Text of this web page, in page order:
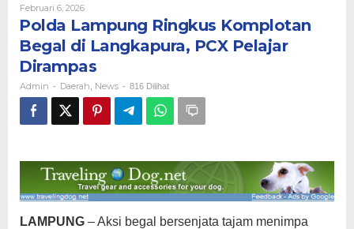
Begal
di
Langkapura,
Pelajar
Dirampas
Februari 6, 2026Oleh
Polda Lampung Ringkus Komplotan
Begal di Langkapura, PCX Pelajar
Dirampas
Admin - Daerah News - 816 Dilihat
LAMPUNG – Aksi begal bersenjata tajam menimpa